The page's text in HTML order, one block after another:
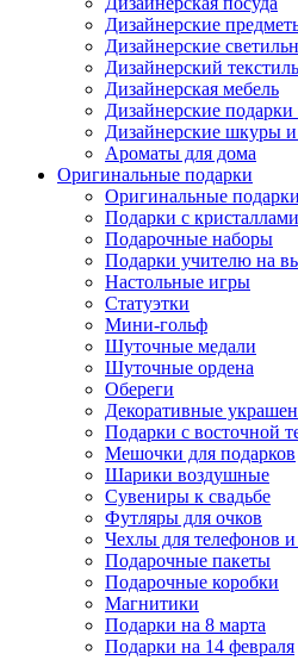
Дизайнерские
Дизайнерские
Дизайнерский текстиль
Дизайнерская мебель
Дизайнерские
Дизайнерские шкуры
Ароматы для дома
Оригинальные подарки
Оригинальные
Подарки с
Подарочные наборы
Подарки учителю на
Настольные игры
Статуэтки
Мини-гольф
Шуточные медали
Шуточные ордена
Обереги
Декоративные
Подарки с восточной
Мешочки для подарков
Шарики воздушные
Сувениры к свадьбе
Футляры для очков
Чехлы для телефонов
Подарочные пакеты
Подарочные коробки
Магнитики
Подарки на 8 марта
Подарки на 14 февраля